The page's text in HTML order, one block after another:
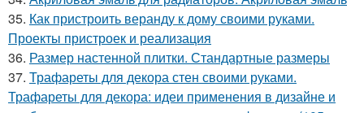
35. Как пристроить веранду к дому своими руками.
Проекты пристроек и реализация
36. Размер настенной плитки. Стандартные размеры
37. Трафареты для декора стен своими руками.
Трафареты для декора: идеи применения в дизайне и